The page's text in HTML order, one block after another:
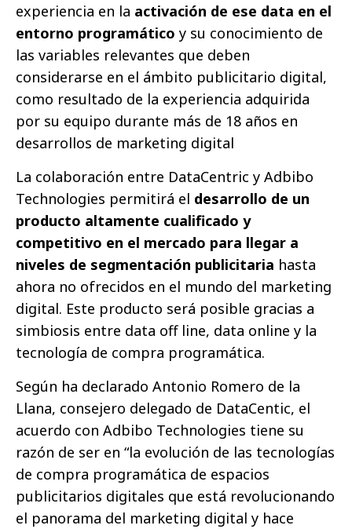
experiencia en la activación de ese data en el
entorno programático y su conocimiento de
las variables relevantes que deben
considerarse en el ámbito publicitario digital,
como resultado de la experiencia adquirida
por su equipo durante más de 18 años en
desarrollos de marketing digital
La colaboración entre DataCentric y Adbibo
Technologies permitirá el desarrollo de un
producto altamente cualificado y
competitivo en el mercado para llegar a
niveles de segmentación publicitaria hasta
ahora no ofrecidos en el mundo del marketing
digital. Este producto será posible gracias a
simbiosis entre data off line, data online y la
tecnología de compra programática.
Según ha declarado Antonio Romero de la
Llana, consejero delegado de DataCentic, el
acuerdo con Adbibo Technologies tiene su
razón de ser en “la evolución de las tecnologías
de compra programática de espacios
publicitarios digitales que está revolucionando
el panorama del marketing digital y hace